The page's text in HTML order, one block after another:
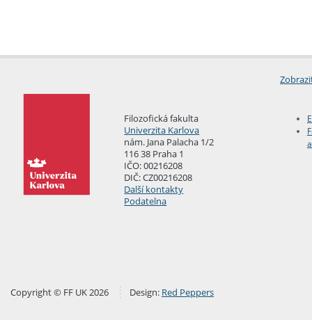
Filozofická fakulta
Univerzita Karlova
nám. Jana Palacha 1/2
116 38 Praha 1
IČO: 00216208
DIČ: CZ00216208
Další kontakty
Podatelna
Copyright © FF UK 2026 Design: Red Peppers